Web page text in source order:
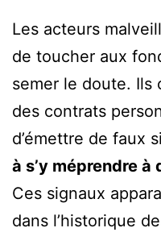
Les acteurs
de toucher aux
semer le doute. Ils
des contrats
d’émettre de faux
à s’y méprendre
Ces signaux
dans l’historique